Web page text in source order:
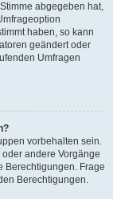
abgegeben hat,
haben, so kann
geändert oder
Umfragen
vorbehalten sein.
andere Vorgänge
Berechtigungen. Frage
Berechtigungen.